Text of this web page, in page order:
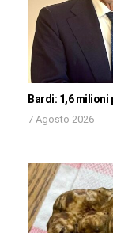
Bardi: 1,6
7 Agosto 2026